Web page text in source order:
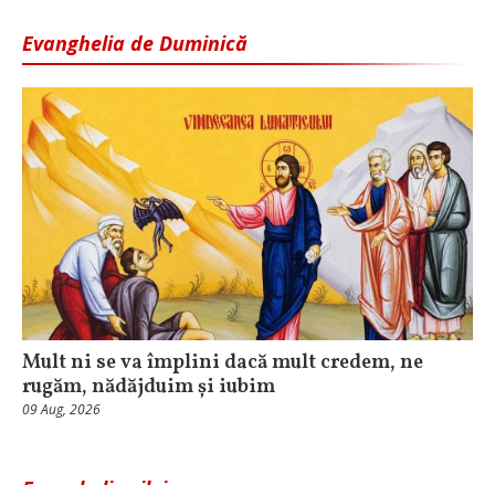
Evanghelia de Duminică
Mult ni se va împlini dacă mult credem, ne
rugăm, nădăjduim și iubim
09 Aug, 2026